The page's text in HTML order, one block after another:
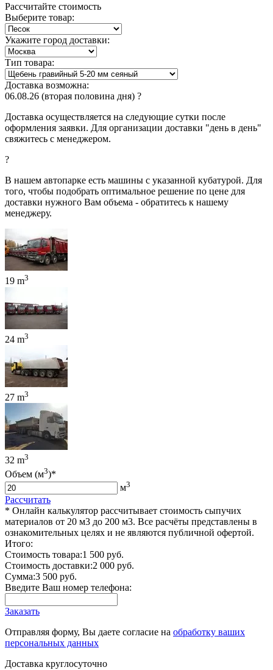
Рассчитайте стоимость
Выберите товар:
Укажите город доставки:
Тип товара:
Доставка возможна:
06.08.26 (вторая половина дня) ?
Доставка осуществляется на следующие сутки после
оформления заявки. Для организации доставки "день в день"
свяжитесь с менеджером.
?
В нашем автопарке есть машины с указанной кубатурой. Для
того, чтобы подобрать оптимальное решение по цене для
доставки нужного Вам объема - обратитесь к нашему
менеджеру.
19 m3
24 m3
27 m3
32 m3
Объем (м3)*
м3
Рассчитать
* Онлайн калькулятор рассчитывает стоимость сыпучих
материалов от 20 м3 до 200 м3. Все расчёты представлены в
ознакомительных целях и не являются публичной офертой.
Итого:
Стоимость товара:1 500 руб.
Стоимость доставки:2 000 руб.
Сумма:3 500 руб.
Введите Ваш номер телефона:
Заказать
Отправляя форму, Вы даете согласие на обработку ваших
персональных данных
Доставка круглосуточно